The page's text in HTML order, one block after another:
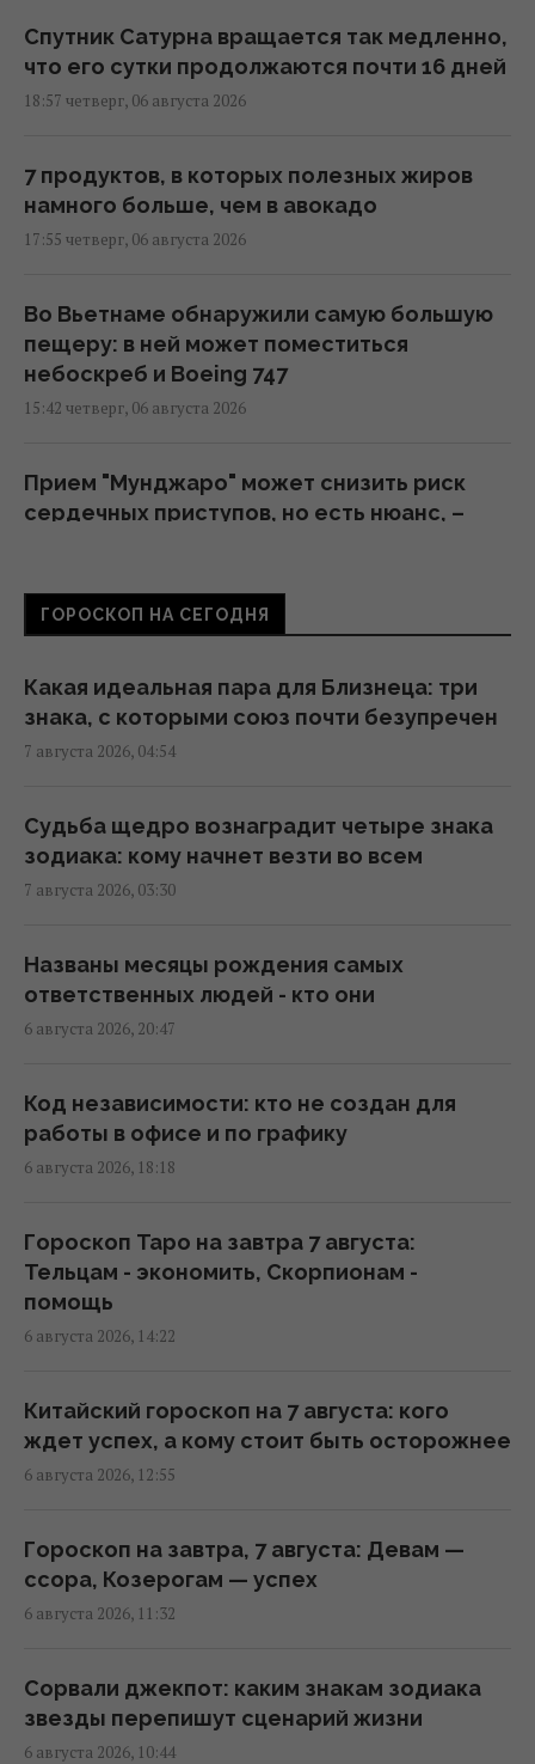
Спутник Сатурна вращается так медленно,
что его сутки продолжаются почти 16 дней
18:57 четверг, 06 августа 2026
7 продуктов, в которых полезных жиров
намного больше, чем в авокадо
17:55 четверг, 06 августа 2026
Во Вьетнаме обнаружили самую большую
пещеру: в ней может поместиться
небоскреб и Boeing 747
15:42 четверг, 06 августа 2026
Прием "Мунджаро" может снизить риск
сердечных приступов, но есть нюанс, –
загадочные явления на поверхности
Солнца
10:09 четверг, 06 августа 2026
Новые окаменелости, обнаруженные в
Испании, свидетельствуют о каннибализме
первых европейцев
Открытие школьника из Японии о памяти
насекомых стало вирусным
Скрывалась под землей более 1600 лет: в
Англии обнаружили уникальную римскую
Что будет, если пить соду для
оздоровления: врач назвала последствия
Один человек на Марсе мог бы
одновременно оказаться в "весне" и "зиме"
В 2018 году мир тихо изменился навсегда,
но почти никто этого не заметил: что
Ракета SpaceX вот-вот врежется в Луну:
ГОРОСКОП НА СЕГОДНЯ
Какая идеальная пара для Близнеца: три
знака, с которыми союз почти безупречен
7 августа 2026, 04:54
Судьба щедро вознаградит четыре знака
зодиака: кому начнет везти во всем
7 августа 2026, 03:30
Названы месяцы рождения самых
ответственных людей - кто они
6 августа 2026, 20:47
Код независимости: кто не создан для
работы в офисе и по графику
6 августа 2026, 18:18
Гороскоп Таро на завтра 7 августа:
Тельцам - экономить, Скорпионам -
помощь
6 августа 2026, 14:22
Китайский гороскоп на 7 августа: кого
ждет успех, а кому стоит быть осторожнее
6 августа 2026, 12:55
Гороскоп на завтра, 7 августа: Девам —
ссора, Козерогам — успех
6 августа 2026, 11:32
Сорвали джекпот: каким знакам зодиака
звезды перепишут сценарий жизни
6 августа 2026, 10:44